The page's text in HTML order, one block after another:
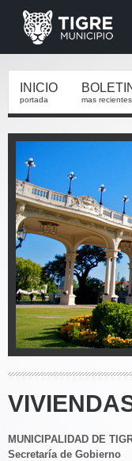
INICIO
portada mas recientes
MUNICIPALIDAD DE
Secretaría de Gobierno